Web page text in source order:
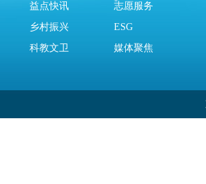
益点快讯
志愿服务
乡村振兴
ESG
科教文卫
媒体聚焦